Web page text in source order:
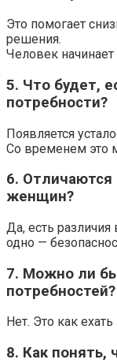
Это помогает
решения.
Человек
5. Что будет,
потребности?
Появляется
Со временем это
6. Отличаются
женщин?
Да, есть различия
одно —
7. Можно ли
потребностей?
Нет. Это как
8. Как понять,